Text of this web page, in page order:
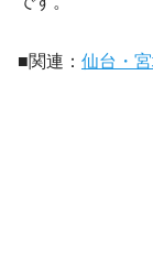
■関連： 仙台・